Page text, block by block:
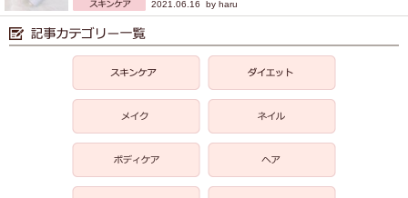
2021.06.16 by haru